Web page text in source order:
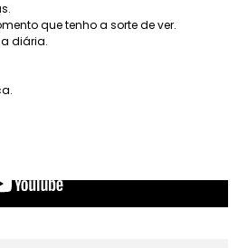
que tenho a sorte de ver.
diária.